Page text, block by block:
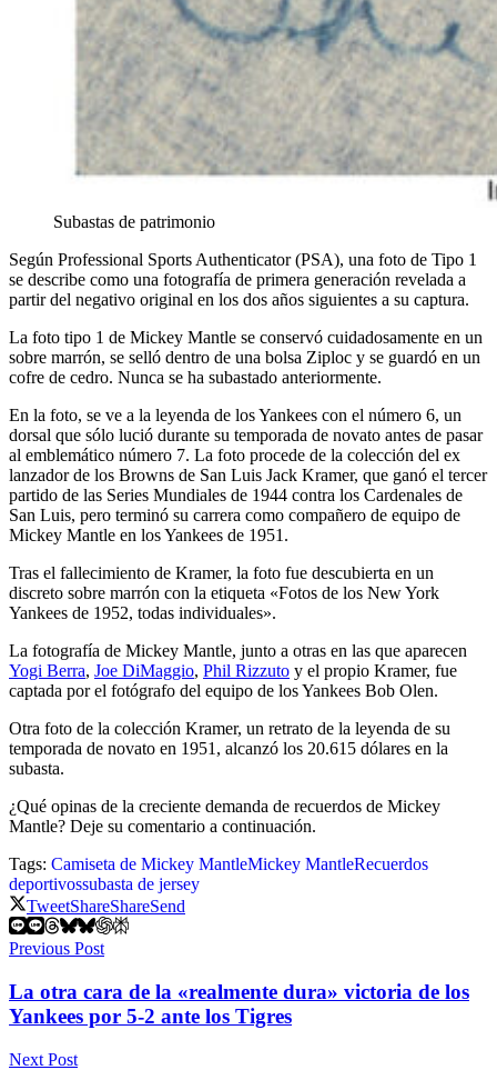
Subastas de patrimonio
Según Professional Sports Authenticator (PSA), una foto de Tipo 1
se describe como una fotografía de primera generación revelada a
partir del negativo original en los dos años siguientes a su captura.
La foto tipo 1 de Mickey Mantle se conservó cuidadosamente en un
sobre marrón, se selló dentro de una bolsa Ziploc y se guardó en un
cofre de cedro. Nunca se ha subastado anteriormente.
En la foto, se ve a la leyenda de los Yankees con el número 6, un
dorsal que sólo lució durante su temporada de novato antes de pasar
al emblemático número 7. La foto procede de la colección del ex
lanzador de los Browns de San Luis Jack Kramer, que ganó el tercer
partido de las Series Mundiales de 1944 contra los Cardenales de
San Luis, pero terminó su carrera como compañero de equipo de
Mickey Mantle en los Yankees de 1951.
Tras el fallecimiento de Kramer, la foto fue descubierta en un
discreto sobre marrón con la etiqueta «Fotos de los New York
Yankees de 1952, todas individuales».
La fotografía de Mickey Mantle, junto a otras en las que aparecen
Yogi Berra, Joe DiMaggio, Phil Rizzuto y el propio Kramer, fue
captada por el fotógrafo del equipo de los Yankees Bob Olen.
Otra foto de la colección Kramer, un retrato de la leyenda de su
temporada de novato en 1951, alcanzó los 20.615 dólares en la
subasta.
¿Qué opinas de la creciente demanda de recuerdos de Mickey
Mantle? Deje su comentario a continuación.
Tags: Camiseta de Mickey MantleMickey MantleRecuerdos
deportivossubasta de jersey
TweetShareShareSend
Previous Post
La otra cara de la «realmente dura» victoria de los
Yankees por 5-2 ante los Tigres
Next Post